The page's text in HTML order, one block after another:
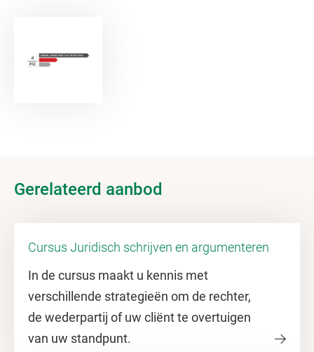
Gerelateerd aanbod
Cursus Juridisch schrijven en argumenteren
In de cursus maakt u kennis met
verschillende strategieën om de rechter,
de wederpartij of uw cliënt te overtuigen
van uw standpunt.